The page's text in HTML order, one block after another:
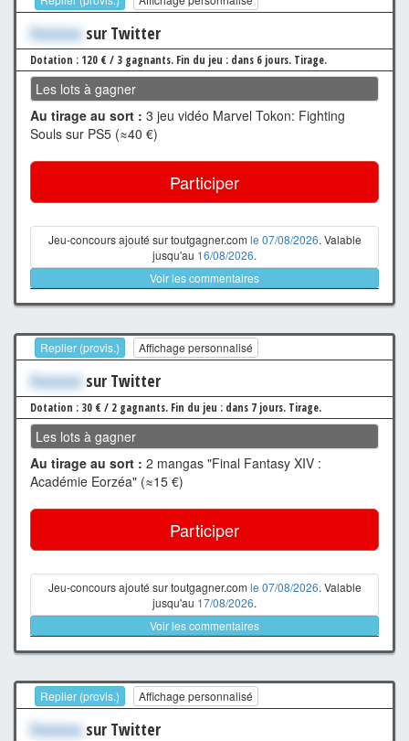
Xxxxxxx sur Twitter
Dotation : 120 € / 3 gagnants. Fin du jeu : dans 6 jours. Tirage.
Les lots à gagner
Au tirage au sort : 3 jeu vidéo Marvel Tokon: Fighting
Souls sur PS5 (≈40 €)
Participer
Jeu-concours ajouté sur toutgagner.com le 07/08/2026. Valable
jusqu'au 16/08/2026.
Voir les commentaires
Replier (provis.) Affichage personnalisé
Xxxxxxx sur Twitter
Dotation : 30 € / 2 gagnants. Fin du jeu : dans 7 jours. Tirage.
Les lots à gagner
Au tirage au sort : 2 mangas "Final Fantasy XIV :
Académie Eorzéa" (≈15 €)
Participer
Jeu-concours ajouté sur toutgagner.com le 07/08/2026. Valable
jusqu'au 17/08/2026.
Voir les commentaires
Replier (provis.) Affichage personnalisé
Xxxxxxx sur Twitter